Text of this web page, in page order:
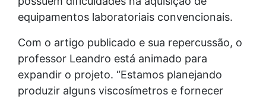
equipamentos laboratoriais convencionais.
Com o artigo publicado e sua repercussão, o
professor Leandro está animado para
expandir o projeto. “Estamos planejando
produzir alguns viscosímetros e fornecer